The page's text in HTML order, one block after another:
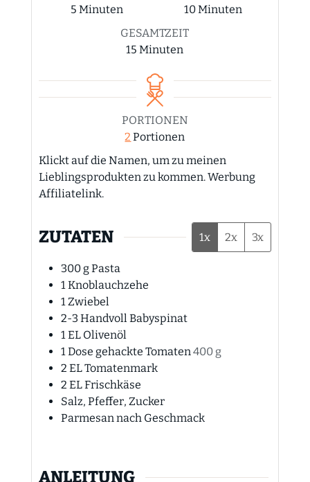
5Minuten
Minuten
10Minuten
Minuten
GESAMTZEIT
15 Minuten
Minuten
PORTIONEN
2 Portionen
Klickt auf die Namen, um zu meinen
Lieblingsprodukten zu kommen. Werbung
Affiliatelink.
ZUTATEN 1x 2x 3x
300gPasta
1 Knoblauchzehe
1 Zwiebel
2-3 Handvoll Babyspinat
1 EL Olivenöl
1 Dose gehackte Tomaten 400 g
2 ELTomatenmark
2 ELFrischkäse
Salz, Pfeffer, Zucker
Parmesan nach Geschmack
ANLEITUNG